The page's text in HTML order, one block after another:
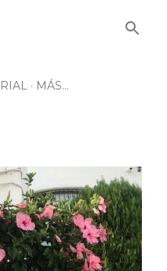
MÁS…